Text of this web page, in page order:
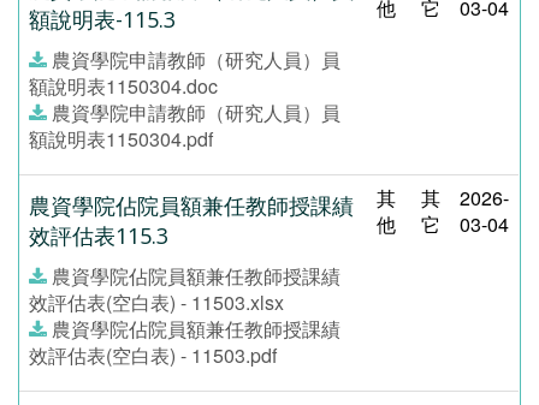
額說明表-115.3
農資學院申請教師（研究人員）員
額說明表1150304.doc
農資學院申請教師（研究人員）員
額說明表1150304.pdf
他
它
03-04
農資學院佔院員額兼任教師授課績
效評估表115.3
農資學院佔院員額兼任教師授課績
效評估表(空白表) - 11503.xlsx
農資學院佔院員額兼任教師授課績
效評估表(空白表) - 11503.pdf
其
他
其
它
2026-
03-04